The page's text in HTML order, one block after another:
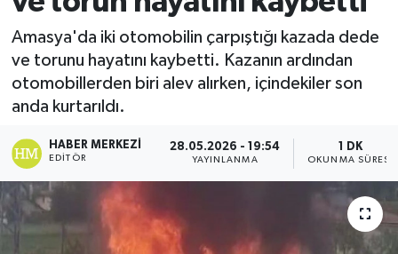
Amasya'da iki otomobilin çarpıştığı kazada dede
ve torunu hayatını kaybetti. Kazanın ardından
otomobillerden biri alev alırken, içindekiler son
anda kurtarıldı.
HABER MERKEZI
EDITÖR
28.05.2026 - 19:54
YAYINLANMA
1 DK
OKUNMA SÜRESI
Ekonomi
Sağlık